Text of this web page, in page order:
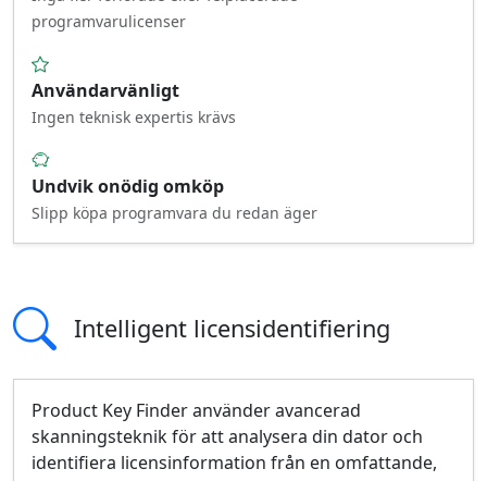
programvarulicenser
Användarvänligt
Ingen teknisk expertis krävs
Undvik onödig omköp
Slipp köpa programvara du redan äger
Intelligent licensidentifiering
Product Key Finder använder avancerad
skanningsteknik för att analysera din dator och
identifiera licensinformation från en omfattande,